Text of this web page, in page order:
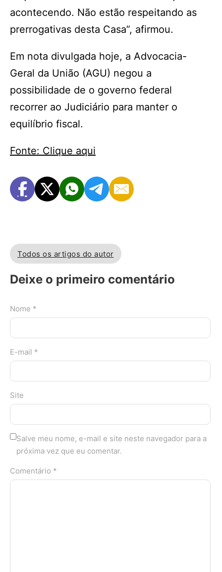
acontecendo. Não estão respeitando as
prerrogativas desta Casa”, afirmou.
Em nota divulgada hoje, a Advocacia-
Geral da União (AGU) negou a
possibilidade de o governo federal
recorrer ao Judiciário para manter o
equilíbrio fiscal.
Fonte: Clique aqui
Todos os artigos do autor
Deixe o primeiro comentário
Nome *
E-mail *
Site
Salve meu nome, e-mail e site neste navegador para a
próxima vez que eu comentar.
Comentário *